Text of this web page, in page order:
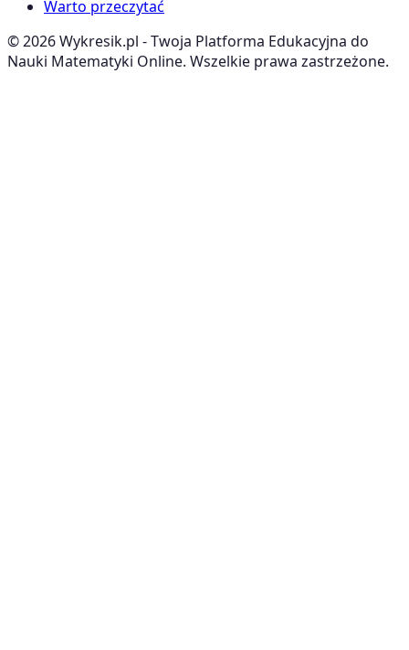
Warto przeczytać
©2026Wykresik.pl - Twoja Platforma Edukacyjna do
Nauki Matematyki Online. Wszelkie prawa zastrzeżone.